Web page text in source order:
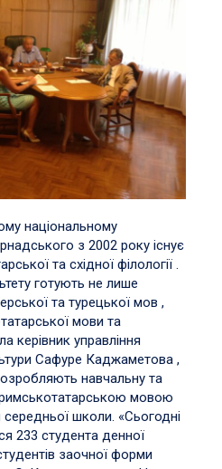
національному
з 2002 року існує
та східної філології .
готують не лише
та турецької мов ,
мови та
керівник управління
Сафуре Каджаметова ,
навчальну та
мовою
школи. «Сьогодні
233 студента денної
заочної форми